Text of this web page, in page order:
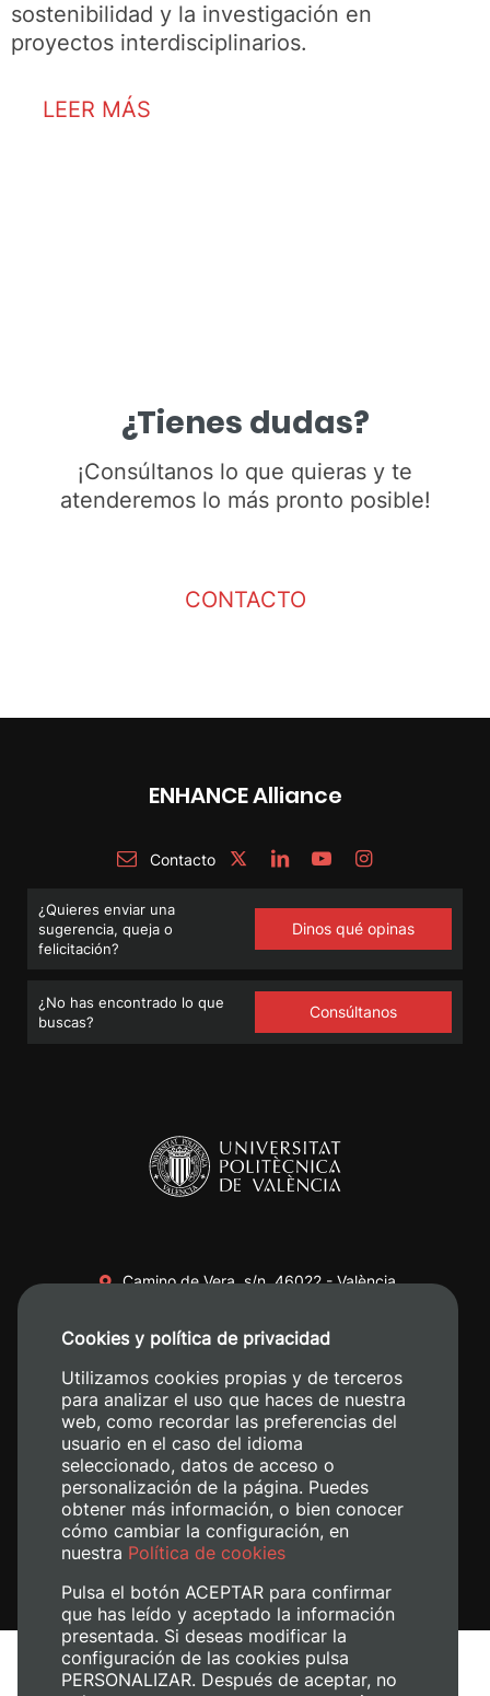
sostenibilidad y la investigación en
proyectos interdisciplinarios.
LEER MÁS
¿Tienes dudas?
¡Consúltanos lo que quieras y te
atenderemos lo más pronto posible!
CONTACTO
ENHANCE Alliance
Contacto
¿Quieres enviar una
sugerencia, queja o
felicitación?
Dinos qué opinas
¿No has encontrado lo que
buscas?
Consúltanos
Camino de Vera, s/n. 46022 - València
+34 620 04 00 50
Aviso legal
Cookies y política de privacidad
Utilizamos cookies propias y de terceros
para analizar el uso que haces de nuestra
web, como recordar las preferencias del
usuario en el caso del idioma
seleccionado, datos de acceso o
personalización de la página. Puedes
obtener más información, o bien conocer
cómo cambiar la configuración, en
nuestra Política de cookies
Pulsa el botón ACEPTAR para confirmar
que has leído y aceptado la información
presentada. Si deseas modificar la
configuración de las cookies pulsa
PERSONALIZAR. Después de aceptar, no